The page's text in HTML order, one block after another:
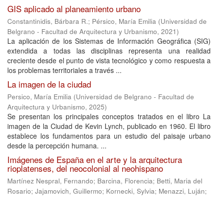
GIS aplicado al planeamiento urbano
Constantinidis, Bárbara R.; Pérsico, María Emilia (Universidad de
Belgrano - Facultad de Arquitectura y Urbanismo, 2021)
La aplicación de los Sistemas de Información Geográfica (SIG)
extendida a todas las disciplinas representa una realidad
creciente desde el punto de vista tecnológico y como respuesta a
los problemas territoriales a través ...
La imagen de la ciudad
Persico, María Emilia (Universidad de Belgrano - Facultad de
Arquitectura y Urbanismo, 2025)
Se presentan los principales conceptos tratados en el libro La
imagen de la Ciudad de Kevin Lynch, publicado en 1960. El libro
establece los fundamentos para un estudio del paisaje urbano
desde la percepción humana. ...
Imágenes de España en el arte y la arquitectura
rioplatenses, del neocolonial al neohispano
Martínez Nespral, Fernando; Barcina, Florencia; Betti, Maria del
Rosario; Jajamovich, Guillermo; Kornecki, Sylvia; Menazzi, Luján;